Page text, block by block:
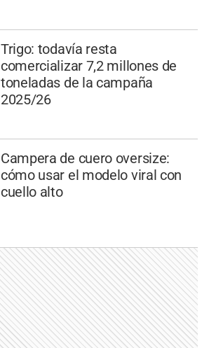
Trigo: todavía resta
comercializar 7,2 millones de
toneladas de la campaña
2025/26
Campera de cuero oversize:
cómo usar el modelo viral con
cuello alto